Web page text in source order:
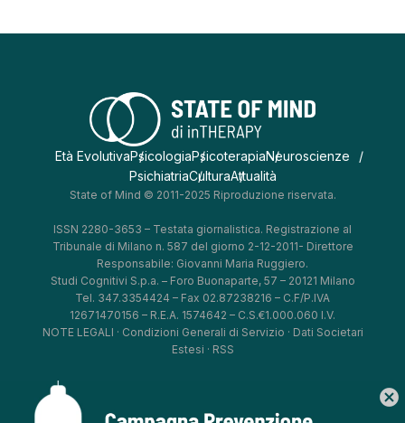
Età EvolutivaPsicologiaPsicoterapiaNeuroscienze
PsichiatriaCulturaAttualità
State of Mind © 2011-2025 Riproduzione riservata.
ISSN 2280-3653 – Testata giornalistica. Registrazione al
Tribunale di Milano n. 587 del giorno 2-12-2011- Direttore
Responsabile: Giovanni Maria Ruggiero.
Studi Cognitivi S.p.a. – Foro Buonaparte, 57 – 20121 Milano
Tel. 347.3354424 – Fax 02.87238216 – C.F/P.IVA
12671470156 – R.E.A. 1574642 – C.S.€1.000.060 I.V.
NOTE LEGALI · Condizioni Generali di Servizio · Dati Societari
Estesi · RSS
cancel